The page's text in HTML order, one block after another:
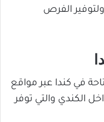
الفرص
في كندا عبر مواقع
الكندي والتي توفر